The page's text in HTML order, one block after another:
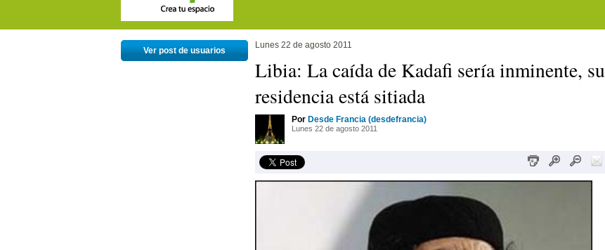
Ver post de usuarios
Lunes 22 de agosto 2011
Libia: La caída de Kadafi sería inminente, su
residencia está sitiada
Por Desde Francia (desdefrancia)
Lunes 22 de agosto 2011